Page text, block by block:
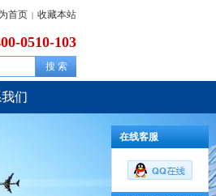
首页 | 收藏本站
0510-103
们
在线客服